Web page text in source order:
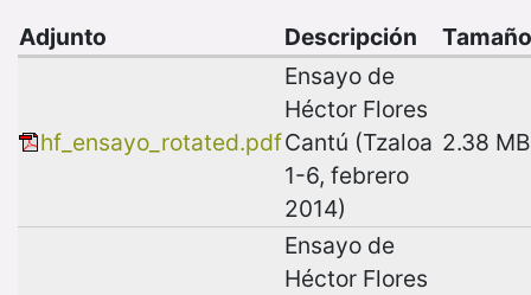
Adjunto
Descripción Tamaño
hf_ensayo_rotated.pdf
Ensayo de
Héctor Flores
Cantú (Tzaloa
1-6, febrero
2014)
2.38 MB
Ensayo de
Héctor Flores